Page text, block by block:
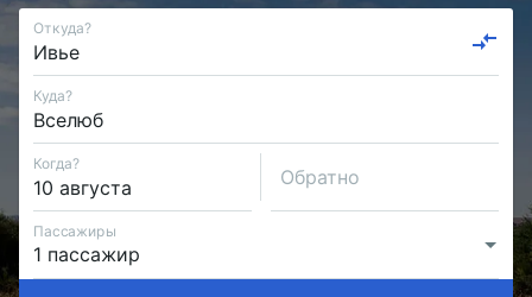
Откуда?
Куда?
Когда?
Обратно
Пассажиры